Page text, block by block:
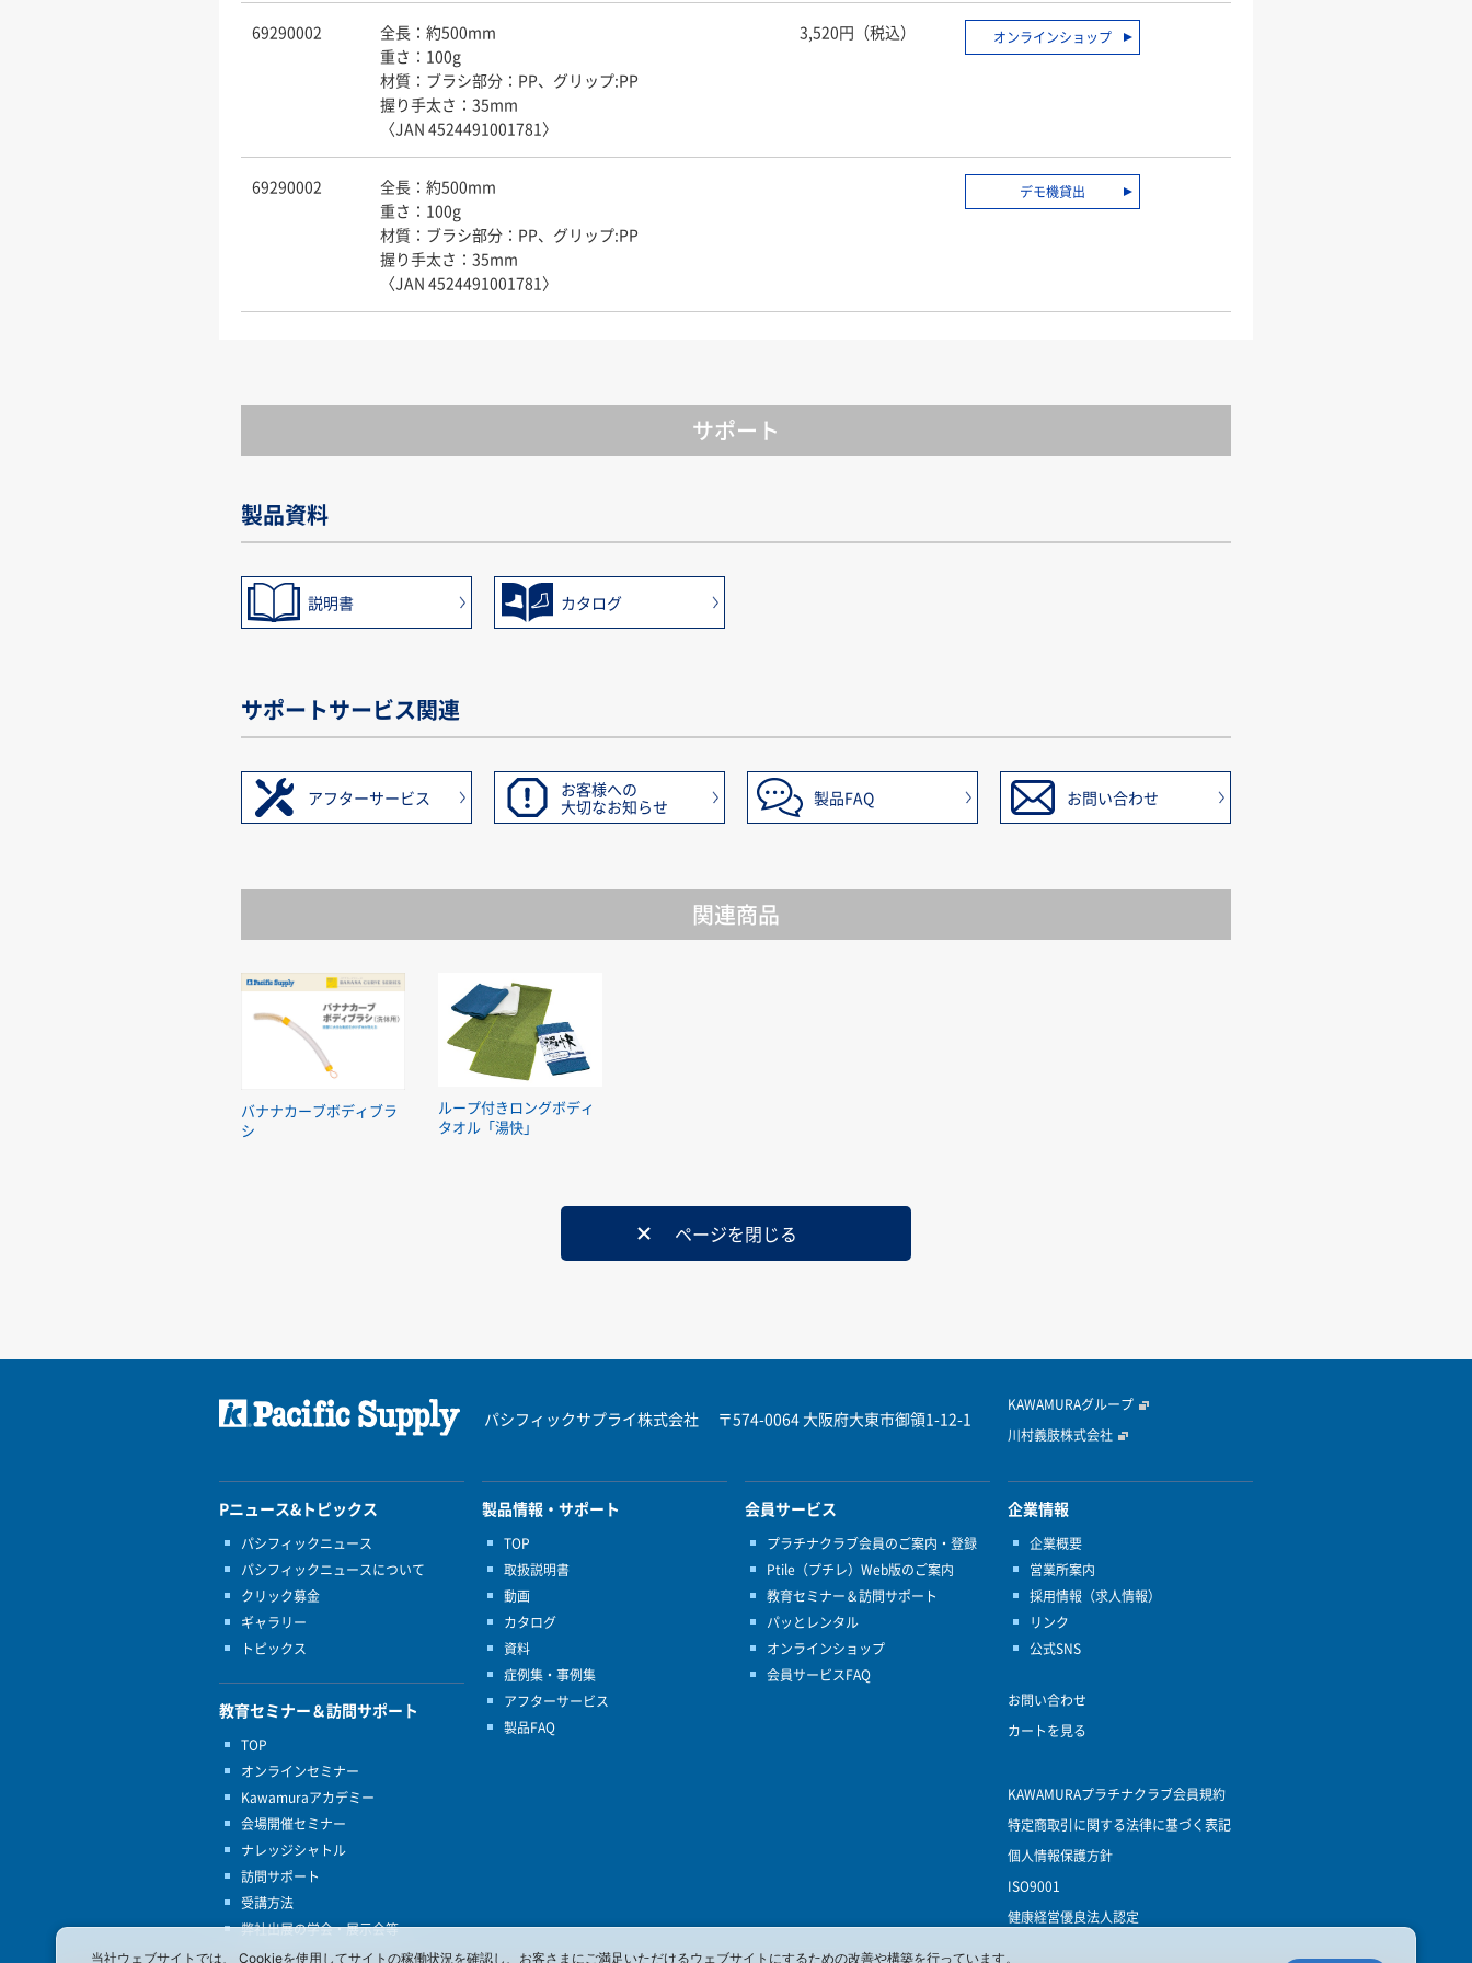
69290002
全長：約500mm
重さ：100g
材質：ブラシ部分：PP、グリップ:PP
握り手太さ：35mm
〈JAN 4524491001781〉
3,520円（税込） オンラインショップ
69290002
全長：約500mm
重さ：100g
材質：ブラシ部分：PP、グリップ:PP
握り手太さ：35mm
〈JAN 4524491001781〉
デモ機貸出
サポート
製品資料
説明書 カタログ
サポートサービス関連
アフターサービス
お客様への
大切なお知らせ
製品FAQ お問い合わせ
関連商品
バナナカーブボディブラ
シ
ループ付きロングボディ
タオル「湯快」
ページを閉じる
パシフィックサプライ株式会社 〒574-0064 大阪府大東市御領1-12-1
KAWAMURAグループ
川村義肢株式会社
Pニュース&トピックス
パシフィックニュース
パシフィックニュースについて
クリック募金
ギャラリー
トピックス
教育セミナー＆訪問サポート
TOP
オンラインセミナー
Kawamuraアカデミー
会場開催セミナー
ナレッジシャトル
訪問サポート
受講方法
弊社出展の学会・展示会等
製品情報・サポート
TOP
取扱説明書
動画
カタログ
資料
症例集・事例集
アフターサービス
製品FAQ
会員サービス
プラチナクラブ会員のご案内・登録
Ptile（プチレ）Web版のご案内
教育セミナー＆訪問サポート
パッとレンタル
オンラインショップ
会員サービスFAQ
企業情報
企業概要
営業所案内
採用情報（求人情報）
リンク
公式SNS
お問い合わせ
カートを見る
KAWAMURAプラチナクラブ会員規約
特定商取引に関する法律に基づく表記
個人情報保護方針
ISO9001
健康経営優良法人認定
当社ウェブサイトでは、 Cookieを使用してサイトの稼働状況を確認し、お客さまにご満足いただけるウェブサイトにするための改善や構築を行っています。